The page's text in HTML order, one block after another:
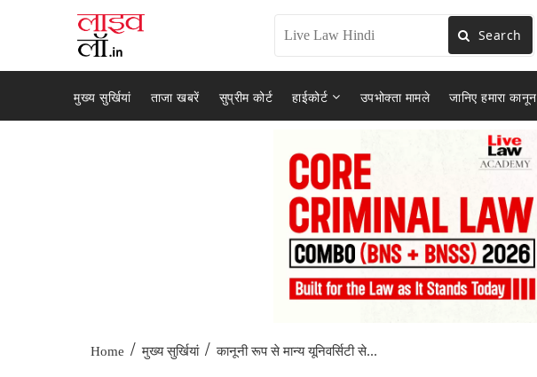
Search
मुख्य सुर्खियां ताजा खबरें सुप्रीम कोर्ट हाईकोर्ट उपभोक्ता मामले जानिए हमारा कानून
Home / मुख्य सुर्खियां / कानूनी रूप से मान्य यूनिवर्सिटी से...